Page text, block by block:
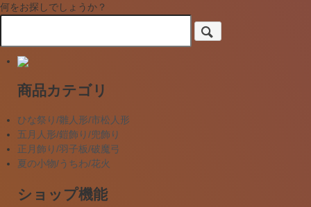
何をお探しでしょうか？
商品カテゴリ
ひな祭り/雛人形/市松人形
五月人形/鎧飾り/兜飾り
正月飾り/羽子板/破魔弓
夏の小物/うちわ/花火
ショップ機能